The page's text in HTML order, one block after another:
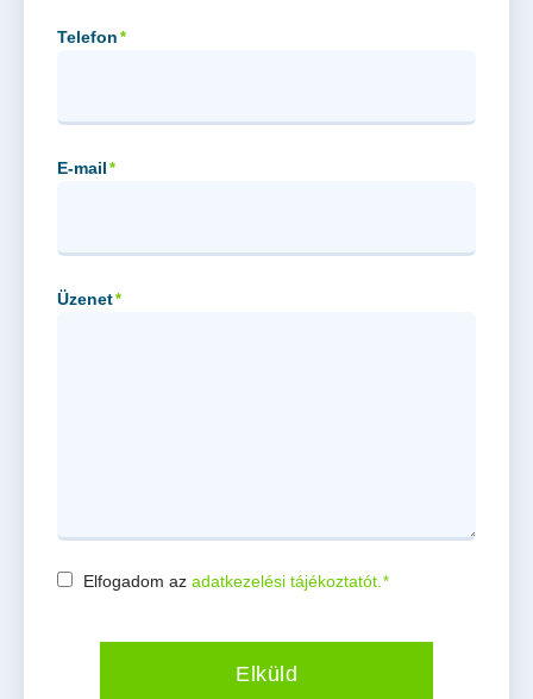
Telefon *
E-mail *
Üzenet*
Consent*
Elfogadom az adatkezelési tájékoztatót. *
Elküld